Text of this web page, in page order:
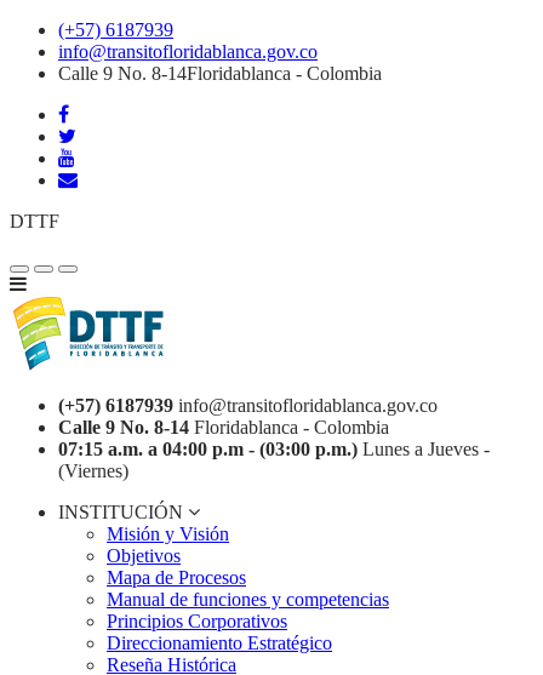
(+57) 6187939
info@transitofloridablanca.gov.co
Calle 9 No. 8-14Floridablanca - Colombia
DTTF
(+57) 6187939 info@transitofloridablanca.gov.co
Calle 9 No. 8-14 Floridablanca - Colombia
07:15 a.m. a 04:00 p.m - (03:00 p.m.) Lunes a Jueves -
(Viernes)
INSTITUCIÓN
Misión y Visión
Objetivos
Mapa de Procesos
Manual de funciones y competencias
Principios Corporativos
Direccionamiento Estratégico
Reseña Histórica